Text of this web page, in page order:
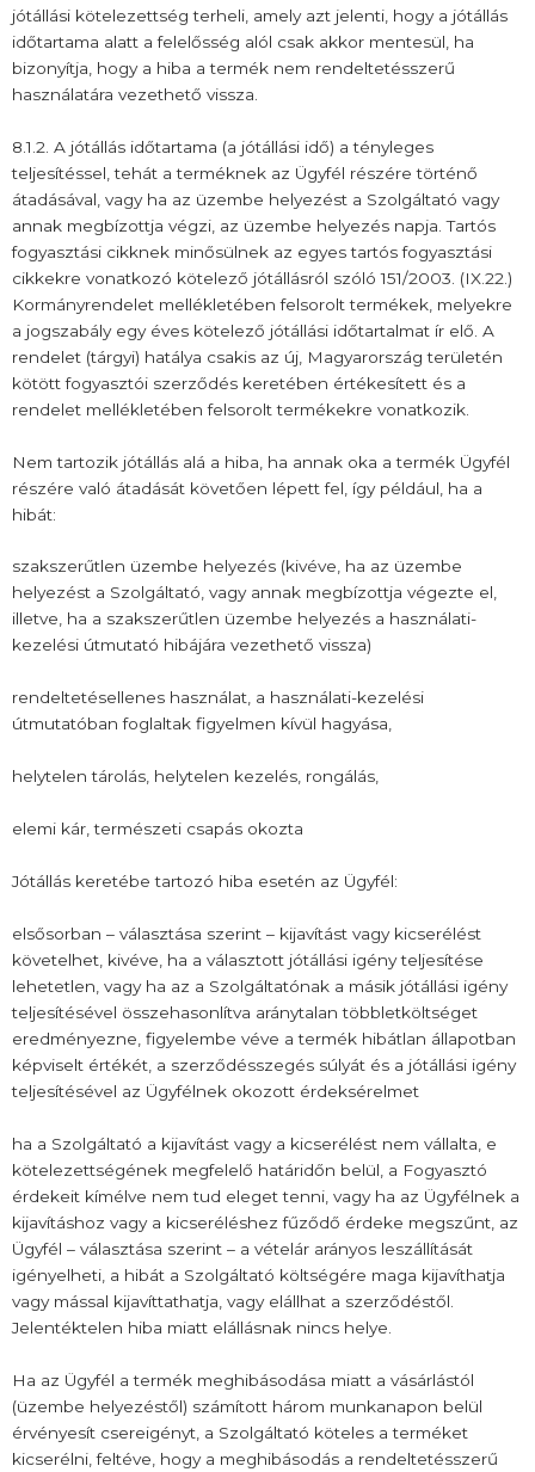
jótállási kötelezettség terheli, amely azt jelenti, hogy a jótállás
időtartama alatt a felelősség alól csak akkor mentesül, ha
bizonyítja, hogy a hiba a termék nem rendeltetésszerű
használatára vezethető vissza.
8.1.2. A jótállás időtartama (a jótállási idő) a tényleges
teljesítéssel, tehát a terméknek az Ügyfél részére történő
átadásával, vagy ha az üzembe helyezést a Szolgáltató vagy
annak megbízottja végzi, az üzembe helyezés napja. Tartós
fogyasztási cikknek minősülnek az egyes tartós fogyasztási
cikkekre vonatkozó kötelező jótállásról szóló 151/2003. (IX.22.)
Kormányrendelet mellékletében felsorolt termékek, melyekre
a jogszabály egy éves kötelező jótállási időtartalmat ír elő. A
rendelet (tárgyi) hatálya csakis az új, Magyarország területén
kötött fogyasztói szerződés keretében értékesített és a
rendelet mellékletében felsorolt termékekre vonatkozik.
Nem tartozik jótállás alá a hiba, ha annak oka a termék Ügyfél
részére való átadását követően lépett fel, így például, ha a
hibát:
szakszerűtlen üzembe helyezés (kivéve, ha az üzembe
helyezést a Szolgáltató, vagy annak megbízottja végezte el,
illetve, ha a szakszerűtlen üzembe helyezés a használati-
kezelési útmutató hibájára vezethető vissza)
rendeltetésellenes használat, a használati-kezelési
útmutatóban foglaltak figyelmen kívül hagyása,
helytelen tárolás, helytelen kezelés, rongálás,
elemi kár, természeti csapás okozta
Jótállás keretébe tartozó hiba esetén az Ügyfél:
elsősorban – választása szerint – kijavítást vagy kicserélést
követelhet, kivéve, ha a választott jótállási igény teljesítése
lehetetlen, vagy ha az a Szolgáltatónak a másik jótállási igény
teljesítésével összehasonlítva aránytalan többletköltséget
eredményezne, figyelembe véve a termék hibátlan állapotban
képviselt értékét, a szerződésszegés súlyát és a jótállási igény
teljesítésével az Ügyfélnek okozott érdeksérelmet
ha a Szolgáltató a kijavítást vagy a kicserélést nem vállalta, e
kötelezettségének megfelelő határidőn belül, a Fogyasztó
érdekeit kímélve nem tud eleget tenni, vagy ha az Ügyfélnek a
kijavításhoz vagy a kicseréléshez fűződő érdeke megszűnt, az
Ügyfél – választása szerint – a vételár arányos leszállítását
igényelheti, a hibát a Szolgáltató költségére maga kijavíthatja
vagy mással kijavíttathatja, vagy elállhat a szerződéstől.
Jelentéktelen hiba miatt elállásnak nincs helye.
Ha az Ügyfél a termék meghibásodása miatt a vásárlástól
(üzembe helyezéstől) számított három munkanapon belül
érvényesít csereigényt, a Szolgáltató köteles a terméket
kicserélni, feltéve, hogy a meghibásodás a rendeltetésszerű